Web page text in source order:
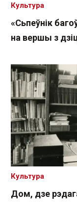
«Сьпеўнік
на вершы з
Культура
Дом, дзе
Культура